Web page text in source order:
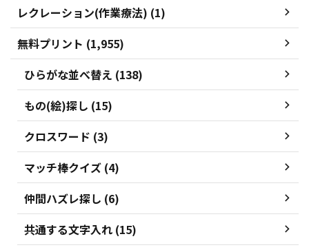
レクレーション(作業療法) (1)
無料プリント (1,955)
ひらがな並べ替え (138)
もの(絵)探し (15)
クロスワード (3)
マッチ棒クイズ (4)
仲間ハズレ探し (6)
共通する文字入れ (15)